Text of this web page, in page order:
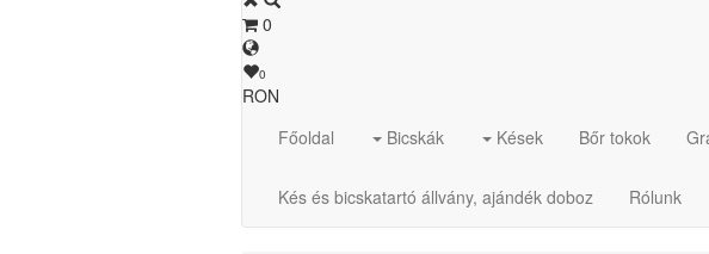
0
0
RON
Főoldal
Bicskák Kések Bőr tokok
Kés és bicskatartó állvány, ajándék doboz Rólunk